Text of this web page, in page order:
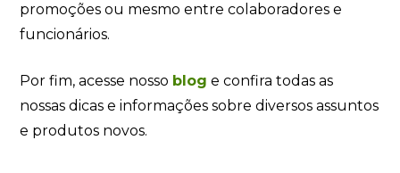
promoções ou mesmo entre colaboradores e
funcionários.
Por fim, acesse nosso blog e confira todas as
nossas dicas e informações sobre diversos assuntos
e produtos novos.